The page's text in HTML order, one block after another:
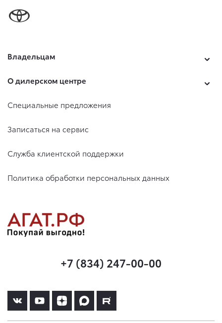
Владельцам
О дилерском центре
Специальные предложения
Записаться на сервис
Служба клиентской поддержки
Политика обработки персональных данных
+7 (834) 247-00-00